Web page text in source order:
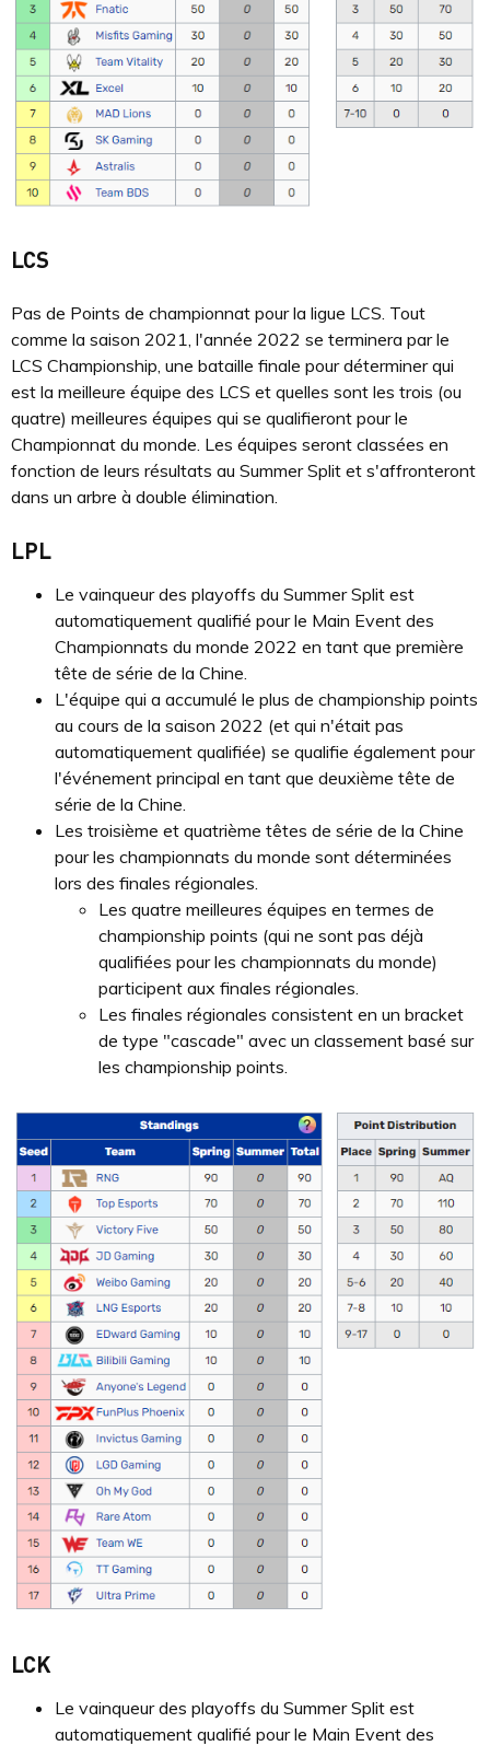
LCS
Pas de Points de championnat pour la ligue LCS. Tout
comme la saison 2021, l'année 2022 se terminera par le
LCS Championship, une bataille finale pour déterminer qui
est la meilleure équipe des LCS et quelles sont les trois (ou
quatre) meilleures équipes qui se qualifieront pour le
Championnat du monde. Les équipes seront classées en
fonction de leurs résultats au Summer Split et s'affronteront
dans un arbre à double élimination.
LPL
Le vainqueur des playoffs du Summer Split est
automatiquement qualifié pour le Main Event des
Championnats du monde 2022 en tant que première
tête de série de la Chine.
L'équipe qui a accumulé le plus de championship points
au cours de la saison 2022 (et qui n'était pas
automatiquement qualifiée) se qualifie également pour
l'événement principal en tant que deuxième tête de
série de la Chine.
Les troisième et quatrième têtes de série de la Chine
pour les championnats du monde sont déterminées
lors des finales régionales.
Les quatre meilleures équipes en termes de
championship points (qui ne sont pas déjà
qualifiées pour les championnats du monde)
participent aux finales régionales.
Les finales régionales consistent en un bracket
de type "cascade" avec un classement basé sur
les championship points.
LCK
Le vainqueur des playoffs du Summer Split est
automatiquement qualifié pour le Main Event des